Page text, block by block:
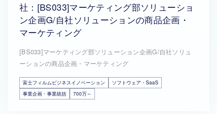
社：[BS033]マーケティング部ソリューショ
ン企画G/自社ソリューションの商品企画・
マーケティング
[BS033]マーケティング部ソリューション企画G/自社ソリュ
ーションの商品企画・マーケティング
富士フィルムビジネスイノベーション
ソフトウェア・SaaS
事業企画・事業統括
700万～